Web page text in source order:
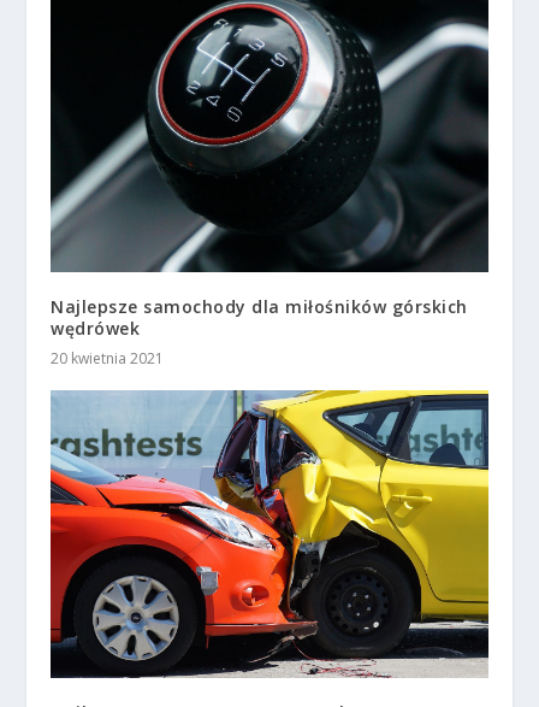
Najlepsze samochody dla miłośników górskich
wędrówek
20 kwietnia 2021